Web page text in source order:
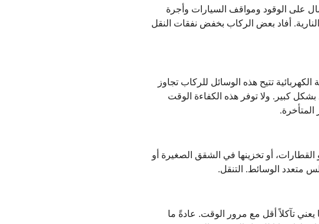
على الوقود ومواقف السيارات وأجرة
النارية. أفاد بعض الركاب بخفض نفقات النقل
تتيح هذه الوسائل للركاب تجاوز
بشكل كبير. ولا توفر هذه الكفاءة الوقت
أو تخزينها في الشقق الصغيرة أو
متعدد الوسائط. التنقل.
يعني تآكلاً أقل مع مرور الوقت. عادةً ما